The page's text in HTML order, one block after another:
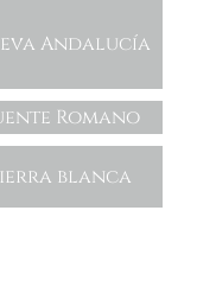
Andalucía
Romano
blanca